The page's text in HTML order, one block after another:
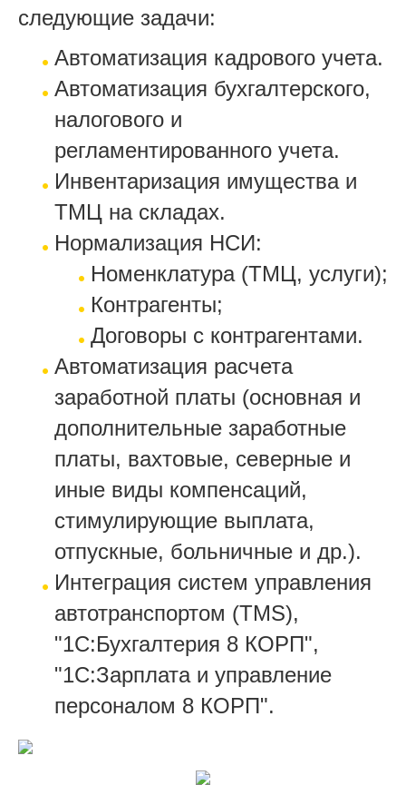
следующие задачи:
Автоматизация кадрового учета.
Автоматизация бухгалтерского,
налогового и
регламентированного учета.
Инвентаризация имущества и
ТМЦ на складах.
Нормализация НСИ:
Номенклатура (ТМЦ, услуги);
Контрагенты;
Договоры с контрагентами.
Автоматизация расчета
заработной платы (основная и
дополнительные заработные
платы, вахтовые, северные и
иные виды компенсаций,
стимулирующие выплата,
отпускные, больничные и др.).
Интеграция систем управления
автотранспортом (TMS),
"1С:Бухгалтерия 8 КОРП",
"1С:Зарплата и управление
персоналом 8 КОРП".